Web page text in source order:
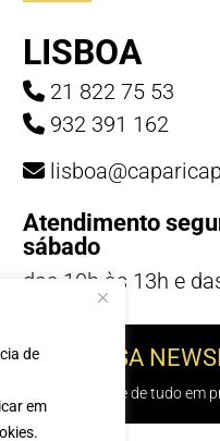
de
em
LISBOA
21 822 75 53
932 391 162
Atendimento
sábado
das 10h às 13h e
TE Á NOSSA
e sabe de tudo em